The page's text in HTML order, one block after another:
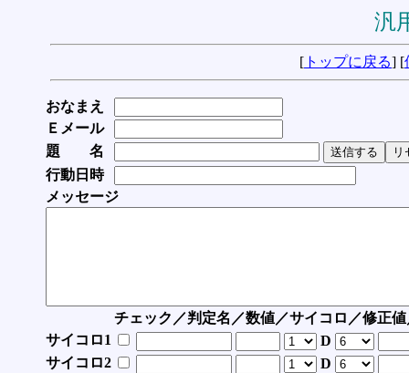
汎
[ トップに戻る] [
おなまえ
Ｅメール
題 名
行動日時
メッセージ
チェック／判定名／数値／サイコロ／修正
サイコロ1
D
サイコロ2
D